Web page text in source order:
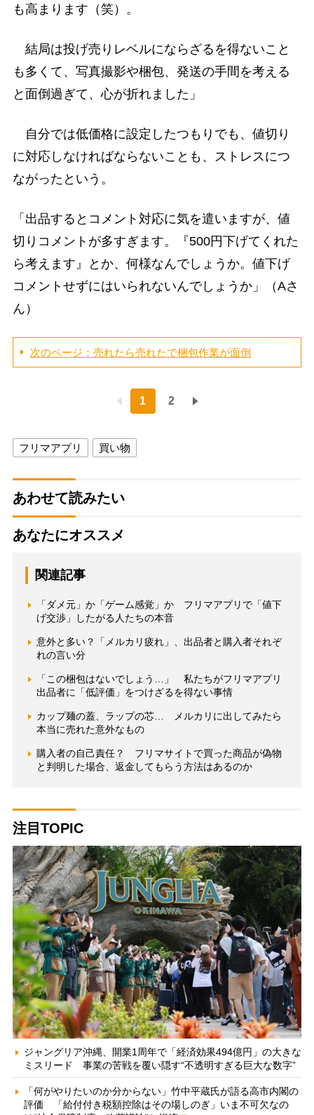
も高まります（笑）。
結局は投げ売りレベルにならざるを得ないこと
も多くて、写真撮影や梱包、発送の手間を考える
と面倒過ぎて、心が折れました」
自分では低価格に設定したつもりでも、値切り
に対応しなければならないことも、ストレスにつ
ながったという。
「出品するとコメント対応に気を遣いますが、値
切りコメントが多すぎます。『500円下げてくれた
ら考えます』とか、何様なんでしょうか。値下げ
コメントせずにはいられないんでしょうか」（Aさ
ん）
次のページ：売れたら売れたで梱包作業が面倒
1 2
フリマアプリ 買い物
あわせて読みたい
あなたにオススメ
関連記事
「ダメ元」か「ゲーム感覚」か フリマアプリで「値下
げ交渉」したがる人たちの本音
意外と多い？「メルカリ疲れ」、出品者と購入者それぞ
れの言い分
「この梱包はないでしょう…」 私たちがフリマアプリ
出品者に「低評価」をつけざるを得ない事情
カップ麺の蓋、ラップの芯… メルカリに出してみたら
本当に売れた意外なもの
購入者の自己責任？ フリマサイトで買った商品が偽物
と判明した場合、返金してもらう方法はあるのか
注目TOPIC
ジャングリア沖縄、開業1周年で「経済効果494億円」の大きな
ミスリード 事業の苦戦を覆い隠す“不透明すぎる巨大な数字”
「何がやりたいのか分からない」竹中平蔵氏が語る高市内閣の
評価 「給付付き税額控除はその場しのぎ」いま不可欠なの